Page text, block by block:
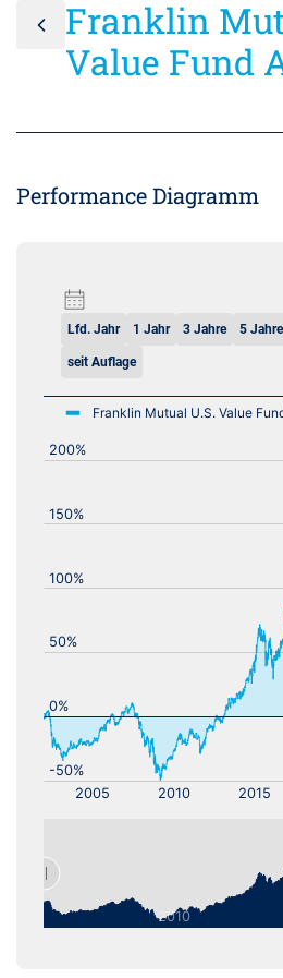
Franklin
Value Fund
Performance Diagramm
Lfd. Jahr 1 Jahr 3 Jahre 5 Jahre
seit Auflage